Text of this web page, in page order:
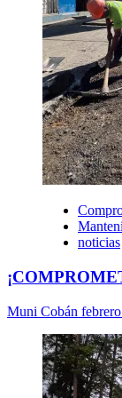
noticias
Muni Cobán